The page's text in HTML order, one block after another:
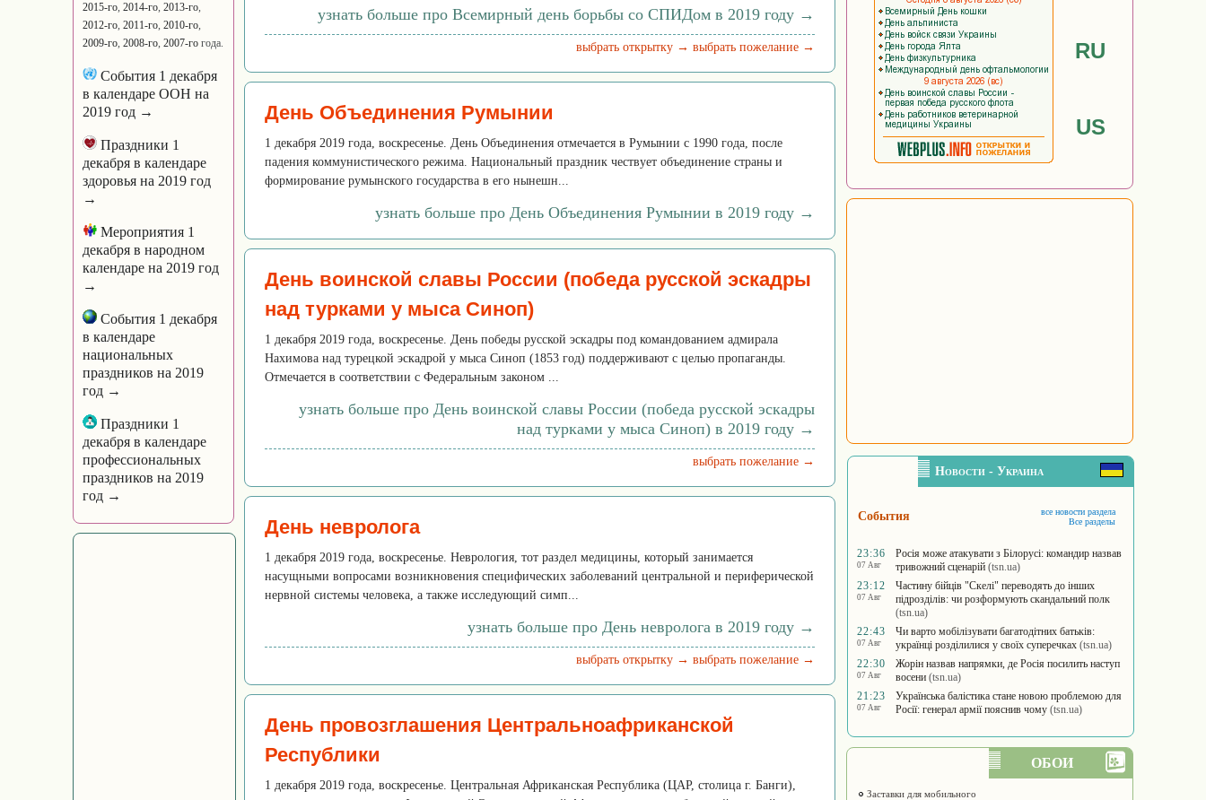
2015-го, 2014-го, 2013-го,
2012-го, 2011-го, 2010-го,
2009-го, 2008-го, 2007-го года.
События 1 декабря
в календаре ООН на
2019 год →
Праздники 1
декабря в календаре
здоровья на 2019 год
→
Мероприятия 1
декабря в народном
календаре на 2019 год
→
События 1 декабря
в календаре
национальных
праздников на 2019
год →
Праздники 1
декабря в календаре
профессиональных
праздников на 2019
год →
узнать больше про Всемирный день борьбы со СПИДом в 2019 году →
выбрать открытку → выбрать пожелание →
День Объединения Румынии
1 декабря 2019 года, воскресенье. День Объединения отмечается в Румынии с 1990 года, после
падения коммунистического режима. Национальный праздник чествует объединение страны и
формирование румынского государства в его нынешн...
узнать больше про День Объединения Румынии в 2019 году →
День воинской славы России (победа русской эскадры
над турками у мыса Синоп)
1 декабря 2019 года, воскресенье. День победы русской эскадры под командованием адмирала
Нахимова над турецкой эскадрой у мыса Синоп (1853 год) поддерживают с целью пропаганды.
Отмечается в соответствии с Федеральным законом ...
узнать больше про День воинской славы России (победа русской эскадры
над турками у мыса Синоп) в 2019 году →
выбрать пожелание →
День невролога
1 декабря 2019 года, воскресенье. Неврология, тот раздел медицины, который занимается
насущными вопросами возникновения специфических заболеваний центральной и периферической
нервной системы человека, а также исследующий симп...
узнать больше про День невролога в 2019 году →
выбрать открытку → выбрать пожелание →
День провозглашения Центральноафриканской
Республики
1 декабря 2019 года, воскресенье. Центральная Африканская Республика (ЦАР, столица г. Банги),
RU
US
Новости - Украина
События
все новости раздела
Все разделы
23:36
07 Авг
Росія може атакувати з Білорусі: командир назвав
тривожний сценарій (tsn.ua)
23:12
07 Авг
Частину бійців "Скелі" переводять до інших
підрозділів: чи розформують скандальний полк
(tsn.ua)
22:43
07 Авг
Чи варто мобілізувати багатодітних батьків:
українці розділилися у своїх суперечках (tsn.ua)
22:30
07 Авг
Жорін назвав напрямки, де Росія посилить наступ
восени (tsn.ua)
21:23
07 Авг
Українська балістика стане новою проблемою для
Росії: генерал армії пояснив чому (tsn.ua)
ОБОИ
Заставки для мобильного